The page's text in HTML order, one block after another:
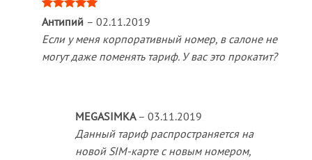
Оценка5
Антипий – 02.11.2019
Если у меня корпоративный номер, в салоне не
могут даже поменять тариф. У вас это прокатит?
MEGASIMKA – 03.11.2019
Данный тариф распространяется на
новой SIM-карте с новым номером,